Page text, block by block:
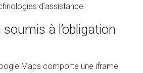
d'assistance.
à l’obligation
Maps comporte une iframe